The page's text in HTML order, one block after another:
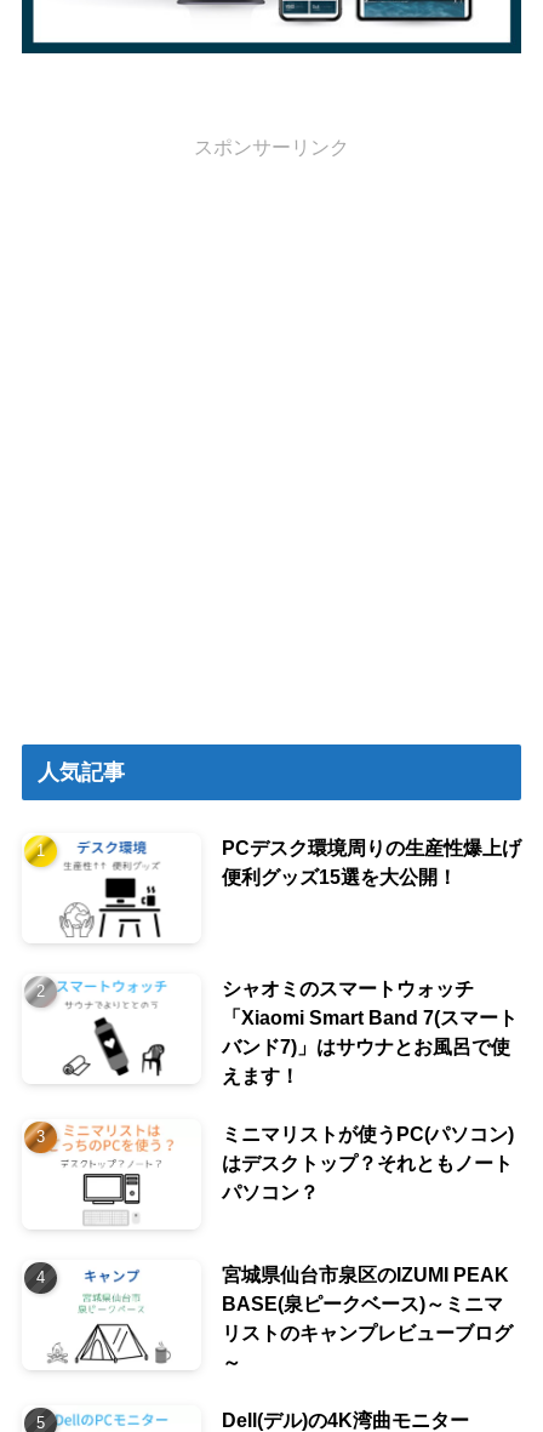
スポンサーリンク
人気記事
PCデスク環境周りの生産性爆上げ
便利グッズ15選を大公開！
シャオミのスマートウォッチ
「Xiaomi Smart Band 7(スマート
バンド7)」はサウナとお風呂で使
えます！
ミニマリストが使うPC(パソコン)
はデスクトップ？それともノート
パソコン？
宮城県仙台市泉区のIZUMI PEAK
BASE(泉ピークベース)～ミニマ
リストのキャンプレビューブログ
～
Dell(デル)の4K湾曲モニター